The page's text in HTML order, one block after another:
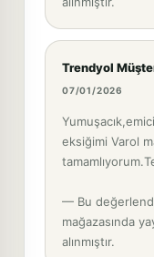
Trendyol
07/01/2026
eksiğimi Varol
— Bu
mağazasında
alınmıştır.